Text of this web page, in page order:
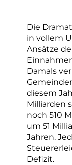
Die
in vollem
Ansätze
Damals
diesem
Milliarden
noch 510
um 51
Jahren.
Defizit.